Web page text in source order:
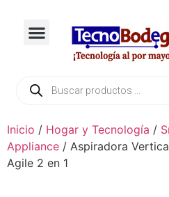
Inicio / Hogar y Tecnología /
Appliance / Aspiradora
Agile 2 en 1